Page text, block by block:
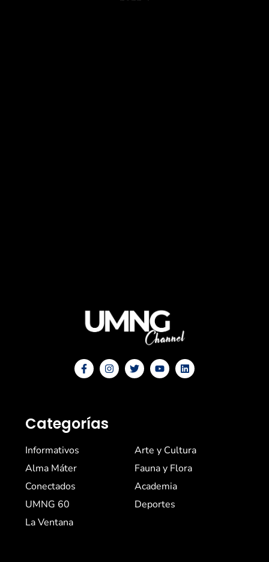
Categorías
Informativos
Alma Máter
Conectados
UMNG 60
La Ventana
Arte y Cultura
Fauna y Flora
Academia
Deportes